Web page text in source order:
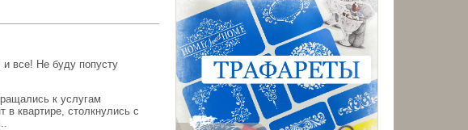
все! Не буду попусту
к услугам
квартире, столкнулись с